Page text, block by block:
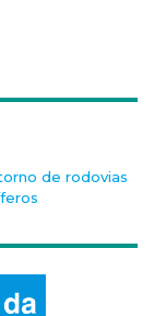
de rodovias